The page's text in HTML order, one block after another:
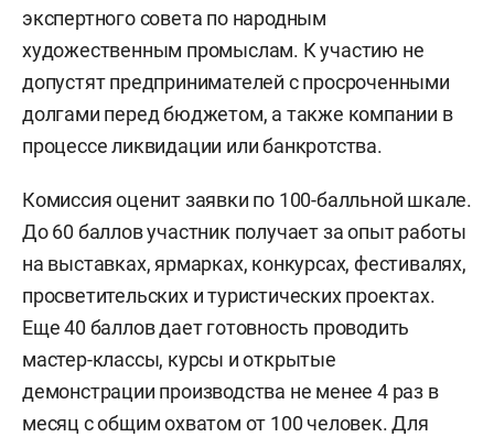
экспертного совета по народным
художественным промыслам. К участию не
допустят предпринимателей с просроченными
долгами перед бюджетом, а также компании в
процессе ликвидации или банкротства.
Комиссия оценит заявки по 100-балльной шкале.
До 60 баллов участник получает за опыт работы
на выставках, ярмарках, конкурсах, фестивалях,
просветительских и туристических проектах.
Еще 40 баллов дает готовность проводить
мастер-классы, курсы и открытые
демонстрации производства не менее 4 раз в
месяц с общим охватом от 100 человек. Для